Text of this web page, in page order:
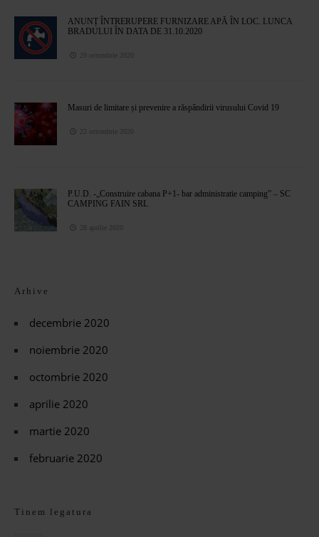
ANUNȚ ÎNTRERUPERE FURNIZARE APĂ ÎN LOC. LUNCA
BRADULUI ÎN DATA DE 31.10.2020
Masuri de limitare și prevenire a răspândirii virusului Covid 19
P.U.D. -„Construire cabana P+1- bar administratie camping” – SC
CAMPING FAIN SRL
Arhive
decembrie 2020
noiembrie 2020
octombrie 2020
aprilie 2020
martie 2020
februarie 2020
Tinem legatura